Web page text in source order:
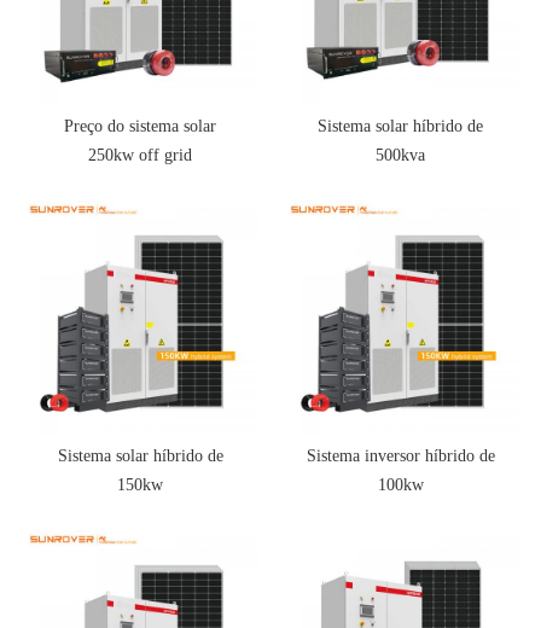
Preço do sistema solar
250kw off grid
Sistema solar híbrido de
500kva
Sistema solar híbrido de
150kw
Sistema inversor híbrido de
100kw